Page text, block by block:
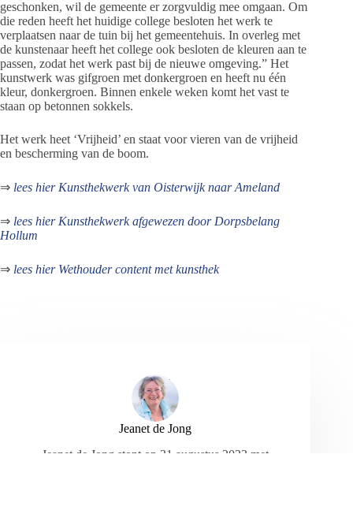
geschonken, wil de gemeente er zorgvuldig mee omgaan. Om
die reden heeft het huidige college besloten het werk te
verplaatsen naar de tuin bij het gemeentehuis. In overleg met
de kunstenaar heeft het college ook besloten de kleuren aan te
passen, zodat het werk past bij de nieuwe omgeving.” Het
kunstwerk was gifgroen met donkergroen en heeft nu één
kleur, donkergroen. Binnen enkele weken komt het vast te
staan op betonnen sokkels.
Het werk heet ‘Vrijheid’ en staat voor vieren van de vrijheid
en bescherming van de boom.
⇒ lees hier Kunsthekwerk van Oisterwijk naar Ameland
⇒ lees hier Kunsthekwerk afgewezen door Dorpsbelang
Hollum
⇒ lees hier Wethouder content met kunsthek
Jeanet de Jong
Jeanet de Jong stopt op 31 augustus 2023 met